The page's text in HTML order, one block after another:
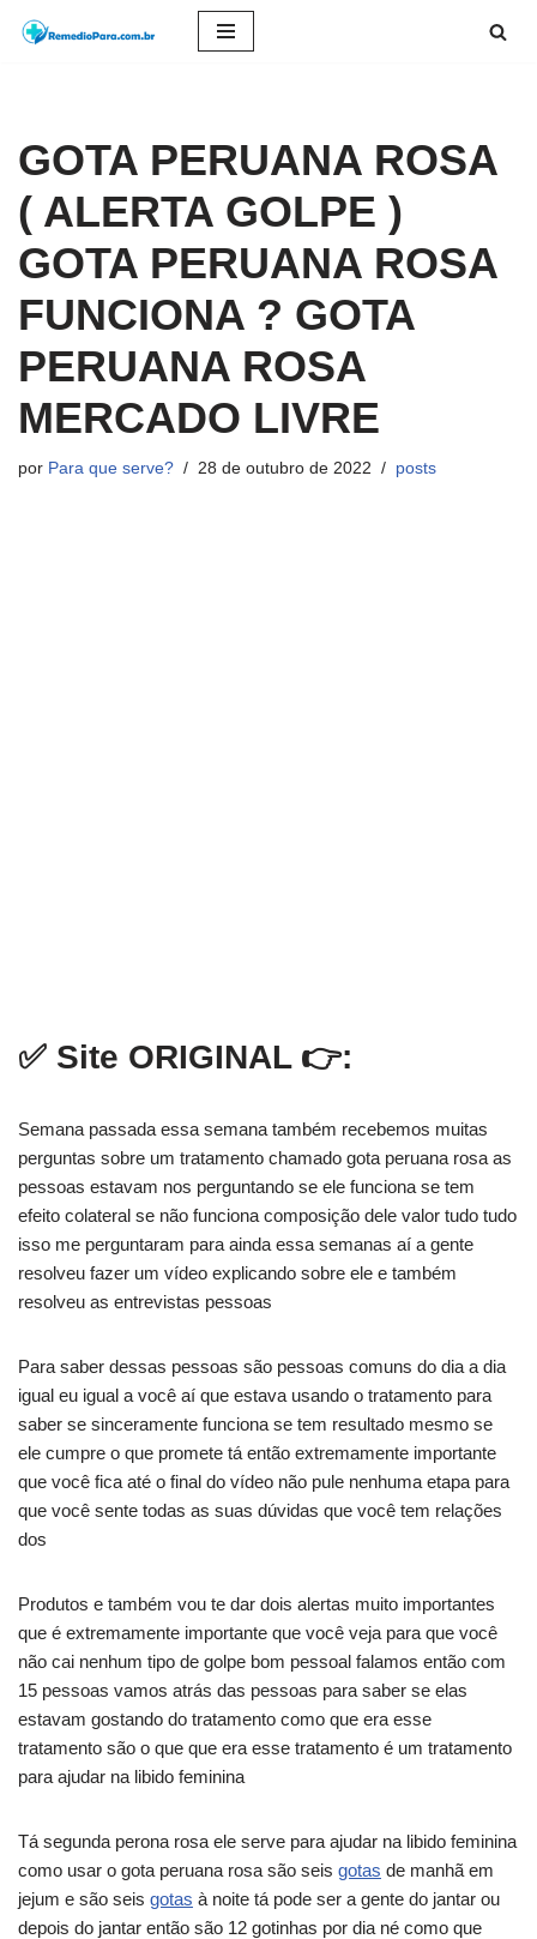
conteúdo
GOTA PERUANA ROSA
( ALERTA GOLPE )
GOTA PERUANA ROSA
FUNCIONA ? GOTA
PERUANA ROSA
MERCADO LIVRE
por Para que serve? 28 de outubro de 2022 posts
✅ Site ORIGINAL 👉:
Semana passada essa semana também recebemos muitas
perguntas sobre um tratamento chamado gota peruana rosa as
pessoas estavam nos perguntando se ele funciona se tem
efeito colateral se não funciona composição dele valor tudo tudo
isso me perguntaram para ainda essa semanas aí a gente
resolveu fazer um vídeo explicando sobre ele e também
resolveu as entrevistas pessoas
Para saber dessas pessoas são pessoas comuns do dia a dia
igual eu igual a você aí que estava usando o tratamento para
saber se sinceramente funciona se tem resultado mesmo se
ele cumpre o que promete tá então extremamente importante
que você fica até o final do vídeo não pule nenhuma etapa para
que você sente todas as suas dúvidas que você tem relações
dos
Produtos e também vou te dar dois alertas muito importantes
que é extremamente importante que você veja para que você
não cai nenhum tipo de golpe bom pessoal falamos então com
15 pessoas vamos atrás das pessoas para saber se elas
estavam gostando do tratamento como que era esse
tratamento são o que que era esse tratamento é um tratamento
para ajudar na libido feminina
Tá segunda perona rosa ele serve para ajudar na libido feminina
como usar o gota peruana rosa são seis gotas de manhã em
jejum e são seis gotas à noite tá pode ser a gente do jantar ou
depois do jantar então são 12 gotinhas por dia né como que